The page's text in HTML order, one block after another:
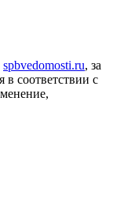
spbvedomosti.ru, за
в соответствии с